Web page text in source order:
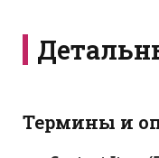
Термины и